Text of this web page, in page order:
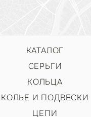
КАТАЛОГ
СЕРЬГИ
КОЛЬЦА
КОЛЬЕ И ПОДВЕСКИ
ЦЕПИ